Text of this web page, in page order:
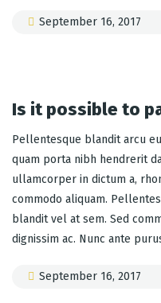
September 16, 2017
Is it possible to
Pellentesque blandit arcu
quam porta nibh hendrerit
ullamcorper in dictum a,
commodo aliquam.
blandit vel at sem. Sed
dignissim ac. Nunc ante
September 16, 2017